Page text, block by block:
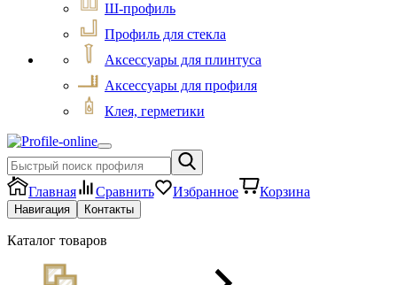
Ш-профиль
Профиль для стекла
Аксессуары для плинтуса
Аксессуары для профиля
Клея, герметики
Главная Сравнить Избранное Корзина
Навигация Контакты
Каталог товаров